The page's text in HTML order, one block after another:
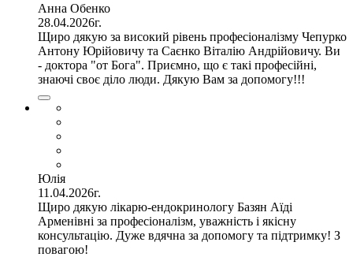
Анна Обенко
28.04.2026г.
Щиро дякую за високий рівень професіоналізму Чепурко
Антону Юрійовичу та Саєнко Віталію Андрійовичу. Ви
- доктора "от Бога". Приємно, що є такі професійні,
знаючі своє діло люди. Дякую Вам за допомогу!!!
Юлія
11.04.2026г.
Щиро дякую лікарю-ендокринологу Базян Аїді
Арменівні за професіоналізм, уважність і якісну
консультацію. Дуже вдячна за допомогу та підтримку! З
повагою!